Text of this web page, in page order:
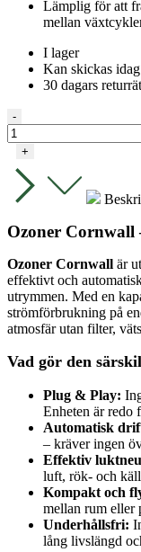
Lämplig för att
mellan
I lager
Kan skickas idag
30 dagars
OZONIZER
18W
–
mängd
-
+
Ozoner Cornwall
Ozoner Cornwall är
effektivt och
utrymmen. Med en
strömförbrukning på
atmosfär utan filter,
Vad gör den
Plug & Play:
Enheten är redo
Automatisk
– kräver ingen
Effektiv
luft, rök- och
Kompakt och
mellan rum eller
Underhållsfri:
lång livslängd